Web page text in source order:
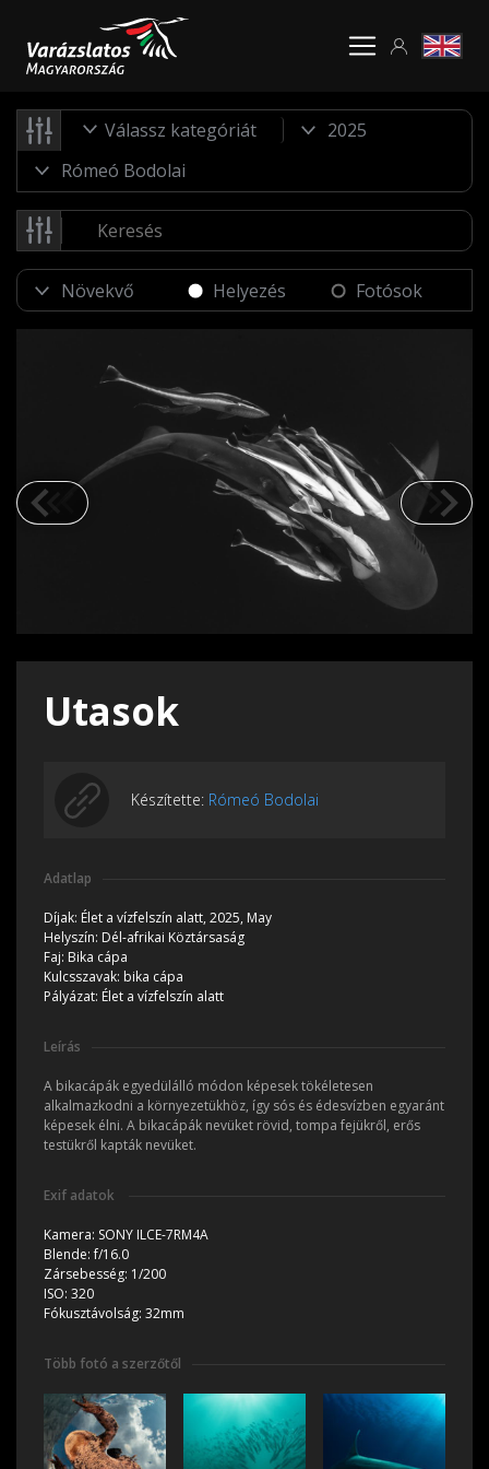
Válassz kategóriát
Helyezés Fotósok
Utasok
Készítette: Rómeó Bodolai
Adatlap
Díjak: Élet a vízfelszín alatt, 2025, May
Helyszín: Dél-afrikai Köztársaság
Faj: Bika cápa
Kulcsszavak: bika cápa
Pályázat: Élet a vízfelszín alatt
Leírás
A bikacápák egyedülálló módon képesek tökéletesen
alkalmazkodni a környezetükhöz, így sós és édesvízben egyaránt
képesek élni. A bikacápák nevüket rövid, tompa fejükről, erős
testükről kapták nevüket.
Exif adatok
Kamera: SONY ILCE-7RM4A
Blende:f/16.0
Zársebesség: 1/200
ISO: 320
Fókusztávolság: 32mm
Több fotó a szerzőtől